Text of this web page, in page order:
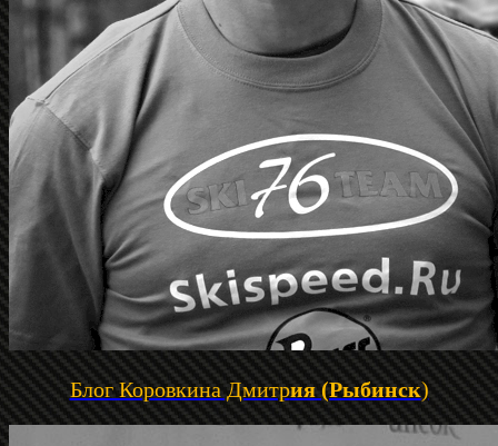
Блог Коровкина Дмитрия (Рыбинск)